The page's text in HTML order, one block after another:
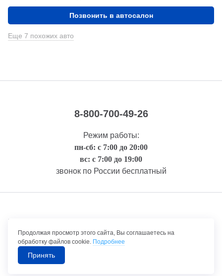
Позвонить в автосалон
Еще 7 похожих авто
8-800-700-49-26
Режим работы:
пн-сб: с 7:00 до 20:00
вс: с 7:00 до 19:00
звонок по России бесплатный
Правовая информация
©1992-2026 ТрансТехСервис – продажа и обслуживание автомобилей.
Продолжая просмотр этого сайта, Вы соглашаетесь на
обработку файлов cookie. Подробнее
Принять